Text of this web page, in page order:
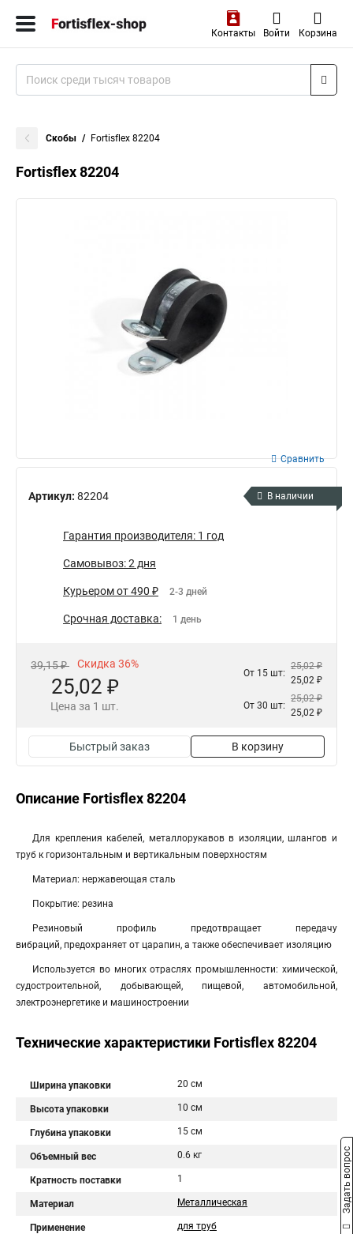
Контакты Войти Корзина
Скобы Fortisflex 82204
Fortisflex 82204
Артикул: 82204
Сравнить
В наличии
Гарантия производителя: 1 год
Самовывоз: 2 дня
Курьером от 490 ₽ 2-3 дней
Срочная доставка: 1 день
39,15 ₽ Скидка 36%
25,02 ₽
Цена за 1 шт.
От 15 шт:
25,02 ₽
25,02 ₽
От 30 шт:
25,02 ₽
25,02 ₽
Быстрый заказ В корзину
Описание Fortisflex 82204
Для крепления кабелей, металлорукавов в изоляции, шлангов и
труб к горизонтальным и вертикальным поверхностям
Материал: нержавеющая сталь
Покрытие: резина
Резиновый профиль предотвращает передачу
вибраций, предохраняет от царапин, а также обеспечивает изоляцию
Используется во многих отраслях промышленности: химической,
судостроительной, добывающей, пищевой, автомобильной,
электроэнергетике и машиностроении
Технические характеристики Fortisflex 82204
Ширина упаковки 20 см
Высота упаковки 10 см
Глубина упаковки 15 см
Объемный вес 0.6 кг
Кратность поставки 1
Материал Металлическая
Применение для труб
Задать вопрос